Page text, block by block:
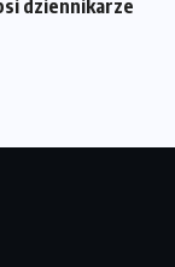
dziennikarze